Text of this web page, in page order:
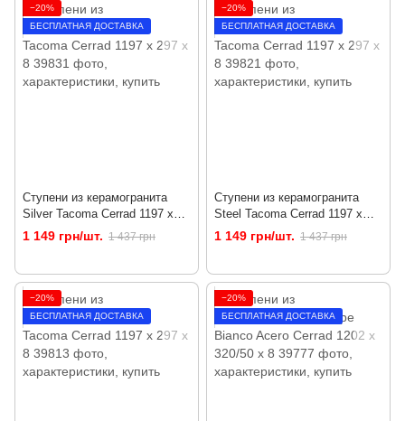
−20%
БЕСПЛАТНАЯ ДОСТАВКА
Ступени из керамогранита
Silver Tacoma Cerrad 1197 x
297 x 8
1 149 грн/шт. 1 437 грн
−20%
БЕСПЛАТНАЯ ДОСТАВКА
Ступени из керамогранита
Steel Tacoma Cerrad 1197 x
297 x 8
1 149 грн/шт. 1 437 грн
−20%
БЕСПЛАТНАЯ ДОСТАВКА
−20%
БЕСПЛАТНАЯ ДОСТАВКА